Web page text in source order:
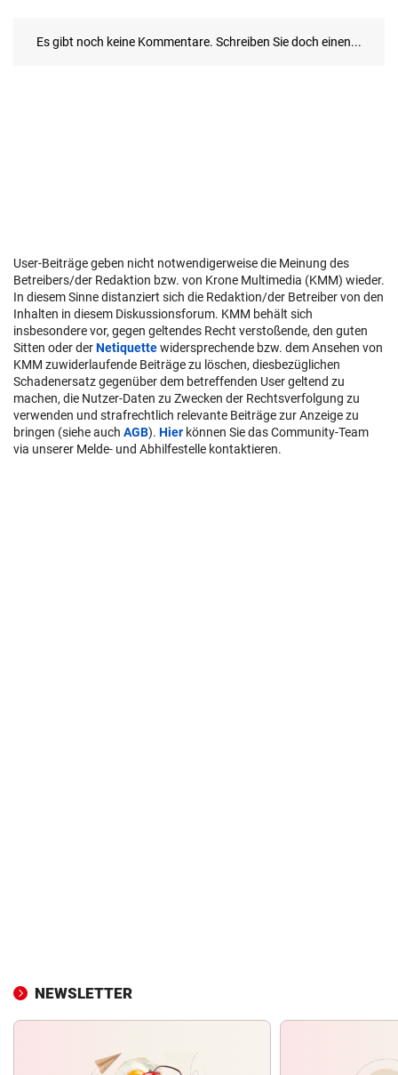
User-Beiträge geben nicht notwendigerweise die Meinung des
Betreibers/der Redaktion bzw. von Krone Multimedia (KMM) wieder.
In diesem Sinne distanziert sich die Redaktion/der Betreiber von den
Inhalten in diesem Diskussionsforum. KMM behält sich
insbesondere vor, gegen geltendes Recht verstoßende, den guten
Sitten oder derNetiquettewidersprechende bzw. dem Ansehen von
KMM zuwiderlaufende Beiträge zu löschen, diesbezüglichen
Schadenersatz gegenüber dem betreffenden User geltend zu
machen, die Nutzer-Daten zu Zwecken der Rechtsverfolgung zu
verwenden und strafrechtlich relevante Beiträge zur Anzeige zu
bringen (siehe auch AGB). Hier können Sie das Community-Team
via unserer Melde- und Abhilfestelle kontaktieren.
NEWSLETTER